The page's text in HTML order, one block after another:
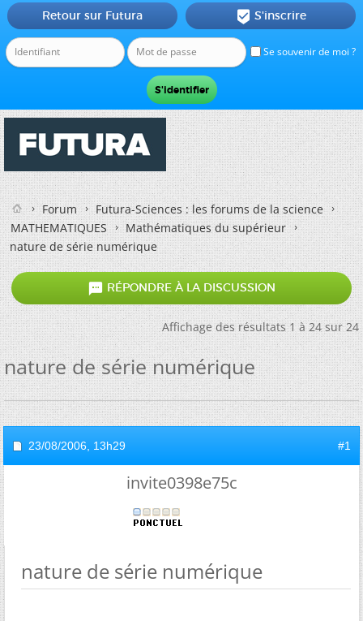
Se souvenir de moi ?
Retour sur Futura  S'inscrire
Forum
Futura-Sciences : les forums de la science
MATHEMATIQUES
Mathématiques du supérieur
nature de série numérique
 RÉPONDRE À LA DISCUSSION
Affichage des résultats 1 à 24 sur 24
nature de série numérique
23/08/2006, 13h29 #1
invite0398e75c
nature de série numérique